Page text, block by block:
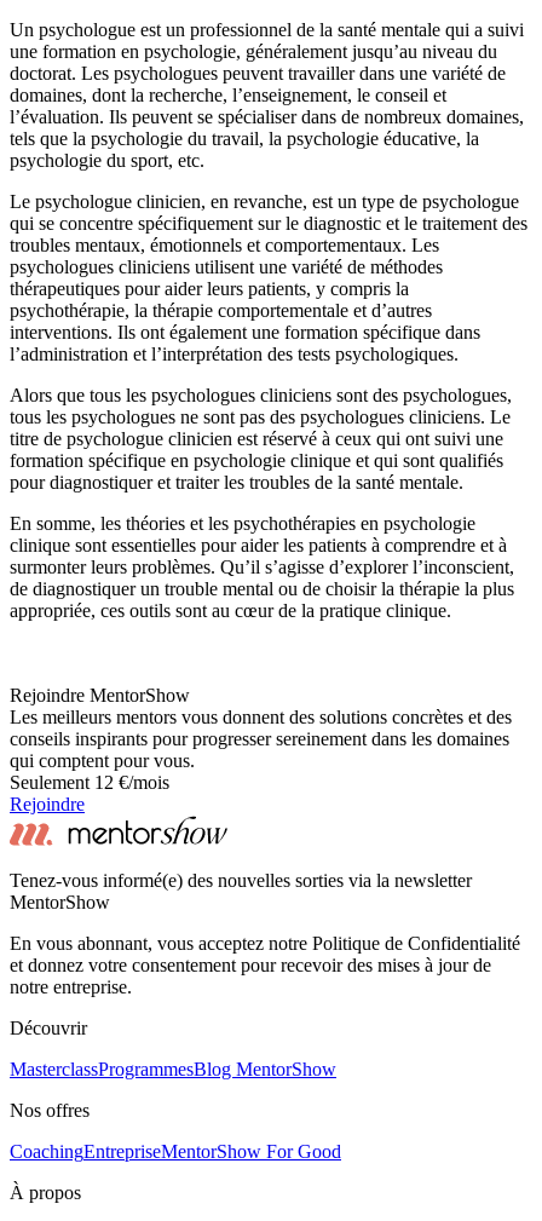
Un psychologue est un professionnel de la santé mentale qui a suivi
une formation en psychologie, généralement jusqu’au niveau du
doctorat. Les psychologues peuvent travailler dans une variété de
domaines, dont la recherche, l’enseignement, le conseil et
l’évaluation. Ils peuvent se spécialiser dans de nombreux domaines,
tels que la psychologie du travail, la psychologie éducative, la
psychologie du sport, etc.
Le psychologue clinicien, en revanche, est un type de psychologue
qui se concentre spécifiquement sur le diagnostic et le traitement des
troubles mentaux, émotionnels et comportementaux. Les
psychologues cliniciens utilisent une variété de méthodes
thérapeutiques pour aider leurs patients, y compris la
psychothérapie, la thérapie comportementale et d’autres
interventions. Ils ont également une formation spécifique dans
l’administration et l’interprétation des tests psychologiques.
Alors que tous les psychologues cliniciens sont des psychologues,
tous les psychologues ne sont pas des psychologues cliniciens. Le
titre de psychologue clinicien est réservé à ceux qui ont suivi une
formation spécifique en psychologie clinique et qui sont qualifiés
pour diagnostiquer et traiter les troubles de la santé mentale.
En somme, les théories et les psychothérapies en psychologie
clinique sont essentielles pour aider les patients à comprendre et à
surmonter leurs problèmes. Qu’il s’agisse d’explorer l’inconscient,
de diagnostiquer un trouble mental ou de choisir la thérapie la plus
appropriée, ces outils sont au cœur de la pratique clinique.
Rejoindre MentorShow
Les meilleurs mentors vous donnent des solutions concrètes et des
conseils inspirants pour progresser sereinement dans les domaines
qui comptent pour vous.
Seulement 12 €/mois
Rejoindre
Tenez-vous informé(e) des nouvelles sorties via la newsletter
MentorShow
En vous abonnant, vous acceptez notre Politique de Confidentialité
et donnez votre consentement pour recevoir des mises à jour de
notre entreprise.
Découvrir
MasterclassProgrammesBlog MentorShow
Nos offres
CoachingEntrepriseMentorShow For Good
À propos